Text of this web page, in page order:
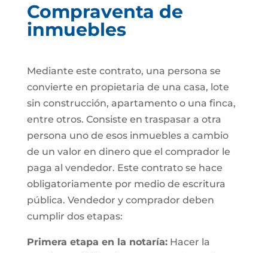
Compraventa de
inmuebles
Mediante este contrato, una persona se
convierte en propietaria de una casa, lote
sin construcción, apartamento o una finca,
entre otros. Consiste en traspasar a otra
persona uno de esos inmuebles a cambio
de un valor en dinero que el comprador le
paga al vendedor. Este contrato se hace
obligatoriamente por medio de escritura
pública. Vendedor y comprador deben
cumplir dos etapas:
Primera etapa en la notaría:Hacer la